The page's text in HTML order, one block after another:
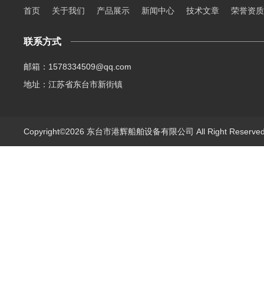
首页 关于我们 产品展示 新闻中心 技术文章 荣誉资质
联系方式
邮箱：1578334509@qq.com
地址：江苏省东台市新街镇
Copyright©2026 东台市港辉船舶设备有限公司 All Right